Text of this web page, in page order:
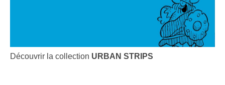
Découvrir la collection URBAN STRIPS